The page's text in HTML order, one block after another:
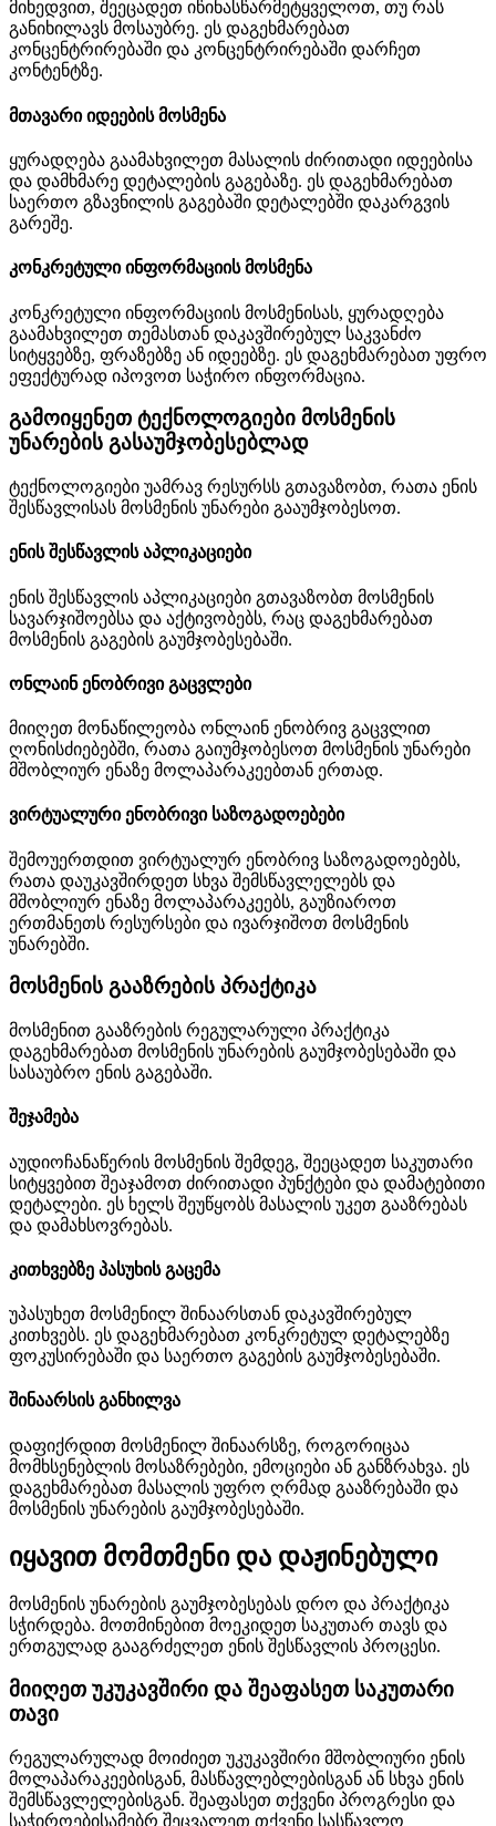
მიხედვით, შეეცადეთ იწინასწარმეტყველოთ, თუ რას
განიხილავს მოსაუბრე. ეს დაგეხმარებათ
კონცენტრირებაში და კონცენტრირებაში დარჩეთ
კონტენტზე.
მთავარი იდეების მოსმენა
ყურადღება გაამახვილეთ მასალის ძირითადი იდეებისა
და დამხმარე დეტალების გაგებაზე. ეს დაგეხმარებათ
საერთო გზავნილის გაგებაში დეტალებში დაკარგვის
გარეშე.
კონკრეტული ინფორმაციის მოსმენა
კონკრეტული ინფორმაციის მოსმენისას, ყურადღება
გაამახვილეთ თემასთან დაკავშირებულ საკვანძო
სიტყვებზე, ფრაზებზე ან იდეებზე. ეს დაგეხმარებათ უფრო
ეფექტურად იპოვოთ საჭირო ინფორმაცია.
გამოიყენეთ ტექნოლოგიები მოსმენის
უნარების გასაუმჯობესებლად
ტექნოლოგიები უამრავ რესურსს გთავაზობთ, რათა ენის
შესწავლისას მოსმენის უნარები გააუმჯობესოთ.
ენის შესწავლის აპლიკაციები
ენის შესწავლის აპლიკაციები გთავაზობთ მოსმენის
სავარჯიშოებსა და აქტივობებს, რაც დაგეხმარებათ
მოსმენის გაგების გაუმჯობესებაში.
ონლაინ ენობრივი გაცვლები
მიიღეთ მონაწილეობა ონლაინ ენობრივ გაცვლით
ღონისძიებებში, რათა გაიუმჯობესოთ მოსმენის უნარები
მშობლიურ ენაზე მოლაპარაკეებთან ერთად.
ვირტუალური ენობრივი საზოგადოებები
შემოუერთდით ვირტუალურ ენობრივ საზოგადოებებს,
რათა დაუკავშირდეთ სხვა შემსწავლელებს და
მშობლიურ ენაზე მოლაპარაკეებს, გაუზიაროთ
ერთმანეთს რესურსები და ივარჯიშოთ მოსმენის
უნარებში.
მოსმენის გააზრების პრაქტიკა
მოსმენით გააზრების რეგულარული პრაქტიკა
დაგეხმარებათ მოსმენის უნარების გაუმჯობესებაში და
სასაუბრო ენის გაგებაში.
შეჯამება
აუდიოჩანაწერის მოსმენის შემდეგ, შეეცადეთ საკუთარი
სიტყვებით შეაჯამოთ ძირითადი პუნქტები და დამატებითი
დეტალები. ეს ხელს შეუწყობს მასალის უკეთ გააზრებას
და დამახსოვრებას.
კითხვებზე პასუხის გაცემა
უპასუხეთ მოსმენილ შინაარსთან დაკავშირებულ
კითხვებს. ეს დაგეხმარებათ კონკრეტულ დეტალებზე
ფოკუსირებაში და საერთო გაგების გაუმჯობესებაში.
შინაარსის განხილვა
დაფიქრდით მოსმენილ შინაარსზე, როგორიცაა
მომხსენებლის მოსაზრებები, ემოციები ან განზრახვა. ეს
დაგეხმარებათ მასალის უფრო ღრმად გააზრებაში და
მოსმენის უნარების გაუმჯობესებაში.
იყავით მომთმენი და დაჟინებული
მოსმენის უნარების გაუმჯობესებას დრო და პრაქტიკა
სჭირდება. მოთმინებით მოეკიდეთ საკუთარ თავს და
ერთგულად გააგრძელეთ ენის შესწავლის პროცესი.
მიიღეთ უკუკავშირი და შეაფასეთ საკუთარი
თავი
რეგულარულად მოიძიეთ უკუკავშირი მშობლიური ენის
მოლაპარაკეებისგან, მასწავლებლებისგან ან სხვა ენის
შემსწავლელებისგან. შეაფასეთ თქვენი პროგრესი და
საჭიროებისამებრ შეცვალეთ თქვენი სასწავლო